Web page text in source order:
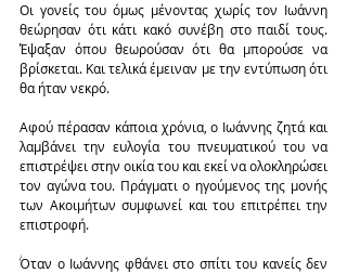
Οι γονείς του όμως μένοντας χωρίς τον Ιωάννη
θεώρησαν ότι κάτι κακό συνέβη στο παιδί τους.
Έψαξαν όπου θεωρούσαν ότι θα μπορούσε να
βρίσκεται. Και τελικά έμειναν με την εντύπωση ότι
θα ήταν νεκρό.
Αφού πέρασαν κάποια χρόνια, ο Ιωάννης ζητά και
λαμβάνει την ευλογία του πνευματικού του να
επιστρέψει στην οικία του και εκεί να ολοκληρώσει
τον αγώνα του. Πράγματι ο ηγούμενος της μονής
των Ακοιμήτων συμφωνεί και του επιτρέπει την
επιστροφή.
Όταν ο Ιωάννης φθάνει στο σπίτι του κανείς δεν